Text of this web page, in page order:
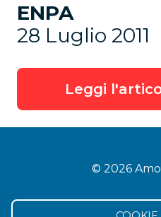
ENPA
28 Luglio 2011
Leggi
© 2026